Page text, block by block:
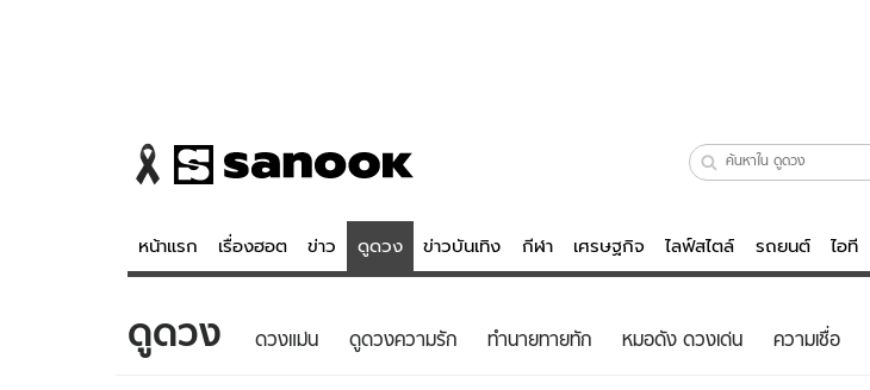
หน้าแรก เรื่องฮอต ข่าว ดูดวง ข่าวบันเทิง กีฬา เศรษฐกิจ ไลฟ์สไตล์ รถยนต์ ไอที
ข่าว ดูดวง - ตรวจหวย ไลฟ์สไตล์
ดูดวง ดวงแม่น ดูดวงความรัก ทํานายทายทัก หมอดัง ดวงเด่น ความเชื่อ